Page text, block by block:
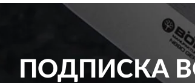
ПОДПИСКА